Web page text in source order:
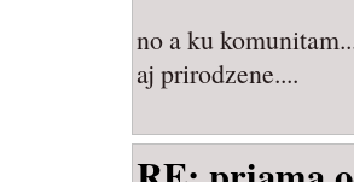
no a ku
aj prirodzene....